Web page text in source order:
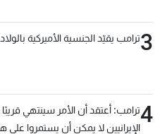
3ترامب يقيّد الجنسية الأميركية
4ترامب: أعتقد أن الأمر سينتهي قريبًا
الإيرانيين لا يمكن أن يستمروا على